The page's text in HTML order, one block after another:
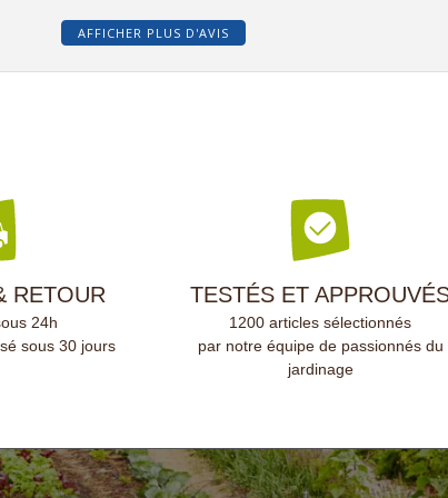
AFFICHER PLUS D'AVIS
RETOUR
24h
sous 30 jours
TESTÉS ET
1200 articles sélectionnés
par notre équipe de passionnés du
jardinage